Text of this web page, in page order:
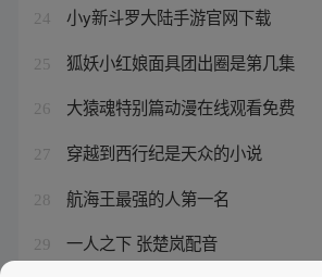
24 小y新斗罗大陆手游官网下载
25 狐妖小红娘面具团出圈是第几集
26 大猿魂特别篇动漫在线观看免费
27 穿越到西行纪是天众的小说
28 航海王最强的人第一名
29
一人之下 张楚岚配音